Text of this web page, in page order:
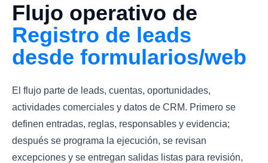
Flujo operativo de
Registro de leads
desde formularios/web
El flujo parte de leads, cuentas, oportunidades,
actividades comerciales y datos de CRM. Primero se
definen entradas, reglas, responsables y evidencia;
después se programa la ejecución, se revisan
excepciones y se entregan salidas listas para revisión,